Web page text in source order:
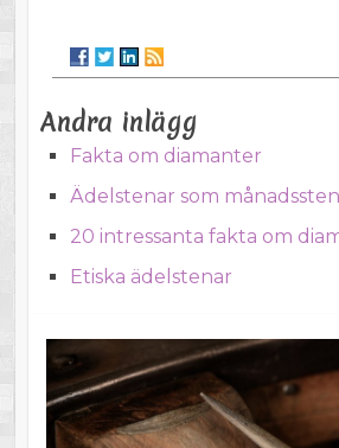
Andra inlägg
Fakta om diamanter
Ädelstenar som
20 intressanta fakta om
Etiska ädelstenar